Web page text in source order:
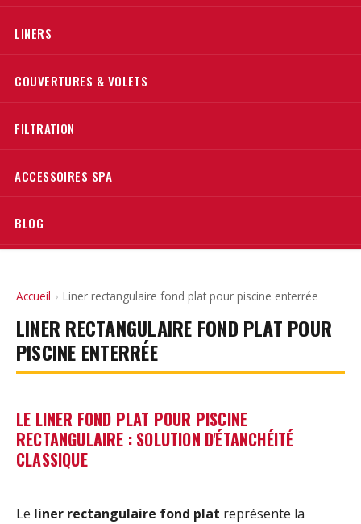
LINERS
COUVERTURES & VOLETS
FILTRATION
ACCESSOIRES SPA
BLOG
Accueil › Liner rectangulaire fond plat pour piscine enterrée
LINER RECTANGULAIRE FOND PLAT POUR
PISCINE ENTERRÉE
LE LINER FOND PLAT POUR PISCINE
RECTANGULAIRE : SOLUTION D'ÉTANCHÉITÉ
CLASSIQUE
Le liner rectangulaire fond plat représente la